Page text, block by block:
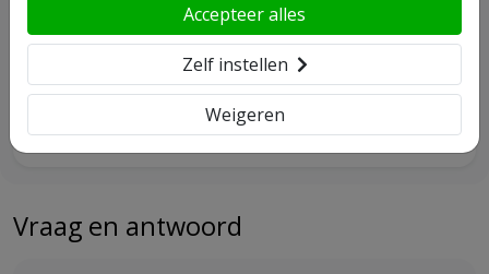
MKN bakplaatschraper
+ € 345,00
Vraag en antwoord
Weigeren
Zelf instellen
Accepteer alles